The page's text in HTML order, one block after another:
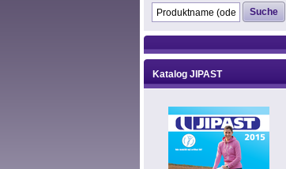
Katalog JIPAST